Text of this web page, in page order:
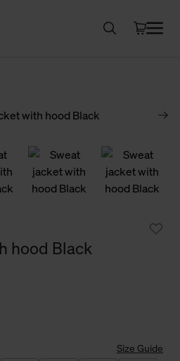
hood Black
Size Guide